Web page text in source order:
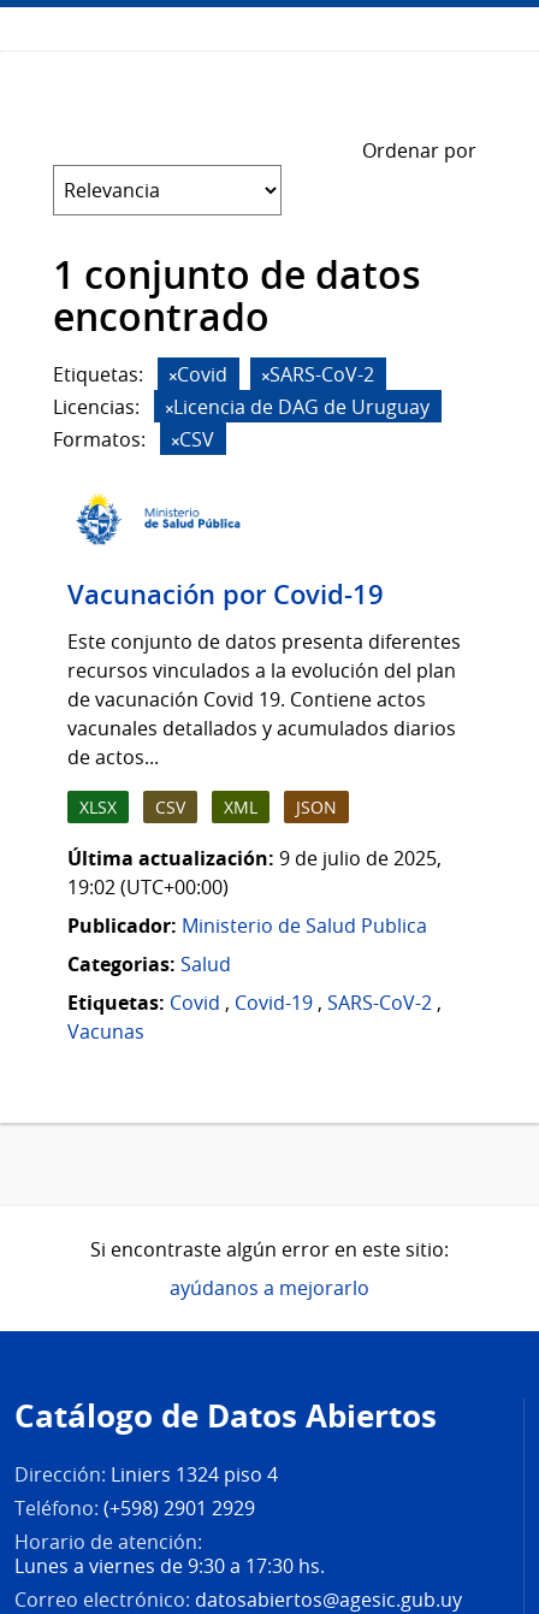
Ordenar por
1 conjunto de datos
encontrado
Etiquetas: Covid
SARS-CoV-2
Licencias:
Licencia de DAG de Uruguay
Formatos:
CSV
Vacunación por Covid-19
Este conjunto de datos presenta diferentes
recursos vinculados a la evolución del plan
de vacunación Covid 19. Contiene actos
vacunales detallados y acumulados diarios
de actos...
XLSX CSV XML JSON
Última actualización: 9 de julio de 2025,
19:02 (UTC+00:00)
Publicador: Ministerio de Salud Publica
Categorias: Salud
Etiquetas: Covid , Covid-19 , SARS-CoV-2 ,
Vacunas
Si encontraste algún error en este sitio:
ayúdanos a mejorarlo
de
página
Catálogo de Datos Abiertos
Dirección: Liniers 1324 piso 4
Teléfono: (+598) 2901 2929
Horario de atención:
Lunes a viernes de 9:30 a 17:30 hs.
Correo electrónico: datosabiertos@agesic.gub.uy